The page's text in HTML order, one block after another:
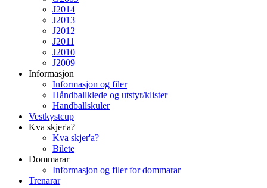
J2014
J2013
J2012
J2011
J2010
J2009
Informasjon
Informasjon og filer
Håndballklede og utstyr/klister
Handballskuler
Vestkystcup
Kva skjer'a?
Kva skjer'a?
Bilete
Dommarar
Informasjon og filer for dommarar
Trenarar